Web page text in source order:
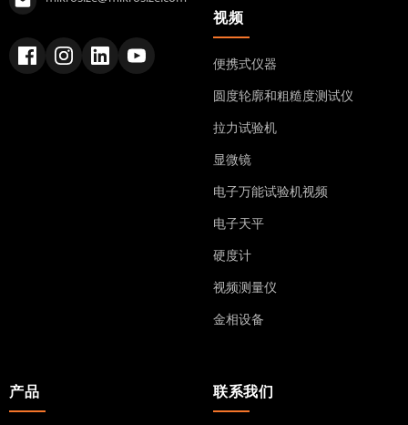
视频
便携式仪器
圆度轮廓和粗糙度测试仪
拉力试验机
显微镜
电子万能试验机视频
电子天平
硬度计
视频测量仪
金相设备
产品 联系我们